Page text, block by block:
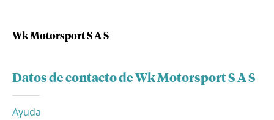
Wk Motorsport S A S
Datos de contacto de Wk Motorsport S A S
Ayuda